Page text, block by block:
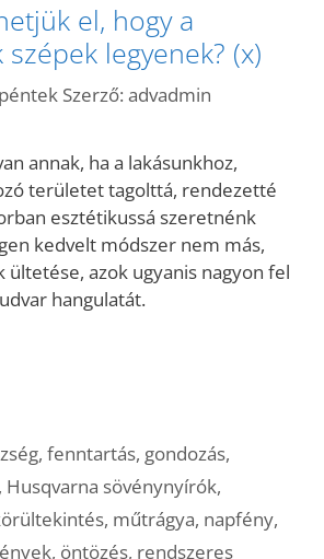
el, hogy a
legyenek? (x)
Szerző: advadmin
annak, ha a lakásunkhoz,
területet tagolttá, rendezetté
esztétikussá szeretnénk
kedvelt módszer nem más,
ültetése, azok ugyanis nagyon fel
hangulatát.
,fenntartás, gondozás,
, Husqvarna sövénynyírók,
, műtrágya, napfény,
, öntözés, rendszeres